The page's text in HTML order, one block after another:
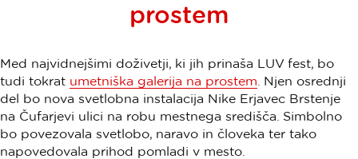
prostem
Med najvidnejšimi doživetji, ki jih prinaša LUV fest, bo
tudi tokrat umetniška galerija na prostem . Njen osrednji
del bo nova svetlobna instalacija Nike Erjavec Brstenje
na Čufarjevi ulici na robu mestnega središča. Simbolno
bo povezovala svetlobo, naravo in človeka ter tako
napovedovala prihod pomladi v mesto.